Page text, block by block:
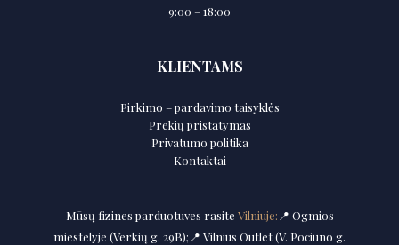
9:00 – 18:00
KLIENTAMS
Pirkimo – pardavimo taisyklės
Prekių pristatymas
Privatumo politika
Kontaktai
Mūsų fizines parduotuves rasite Vilniuje: 📍 Ogmios
miestelyje (Verkių g. 29B);📍 Vilnius Outlet (V. Pociūno g.